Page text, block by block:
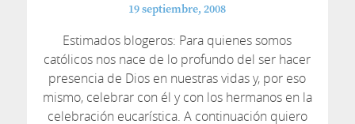
19 septiembre, 2008
Estimados blogeros: Para quienes somos
católicos nos nace de lo profundo del ser hacer
presencia de Dios en nuestras vidas y, por eso
mismo, celebrar con él y con los hermanos en la
celebración eucarística. A continuación quiero